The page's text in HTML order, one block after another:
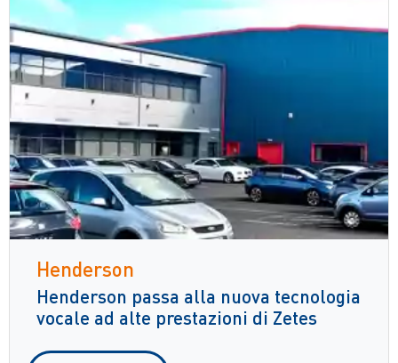
Henderson
Henderson passa alla nuova tecnologia
vocale ad alte prestazioni di Zetes